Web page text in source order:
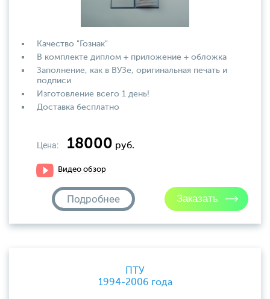
Качество "Гознак"
В комплекте диплом + приложение + обложка
Заполнение, как в ВУЗе, оригинальная печать и
подписи
Изготовление всего 1 день!
Доставка бесплатно
Цена: 18000 руб.
Видео обзор
Подробнее
ПТУ
1994-2006 года